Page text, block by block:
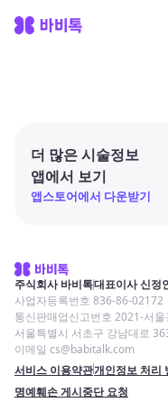
더 많은 시술정보
앱에서 보기
앱스토어에서 다운받기
주식회사 바비톡대표이사 신정
사업자등록번호 836-86-02172
통신판매업신고번호 2021-서
서울특별시 서초구 강남대로
이메일 cs@babitalk.com
서비스 이용약관개인정보 처리
명예훼손 게시중단 요청